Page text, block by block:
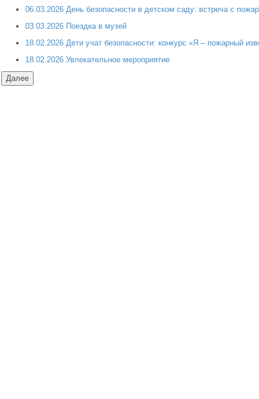
06.03.2026 День безопасности в детском саду: встреча с
03.03.2026 Поездка в музей
18.02.2026 Дети учат безопасности: конкурс «Я – пожарный
18.02.2026 Увлекательное мероприятие